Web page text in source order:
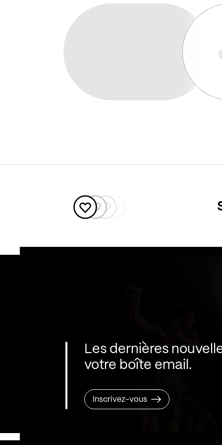
Les dernières
votre boîte email.
Inscrivez-vous